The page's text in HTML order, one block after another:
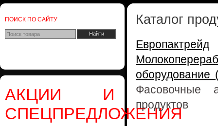
ПОИСК ПО САЙТУ
АКЦИИ И
СПЕЦПРЕДЛОЖЕНИЯ
Каталог
Европактрейд
оборудование
Фасовочные
продуктов